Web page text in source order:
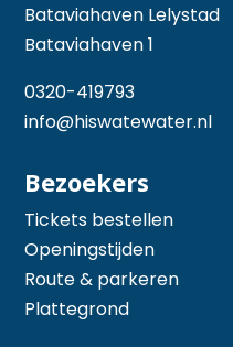
Bataviahaven Lelystad
Bataviahaven 1
0320-419793
info@hiswatewater.nl
Bezoekers
Tickets bestellen
Openingstijden
Route & parkeren
Plattegrond